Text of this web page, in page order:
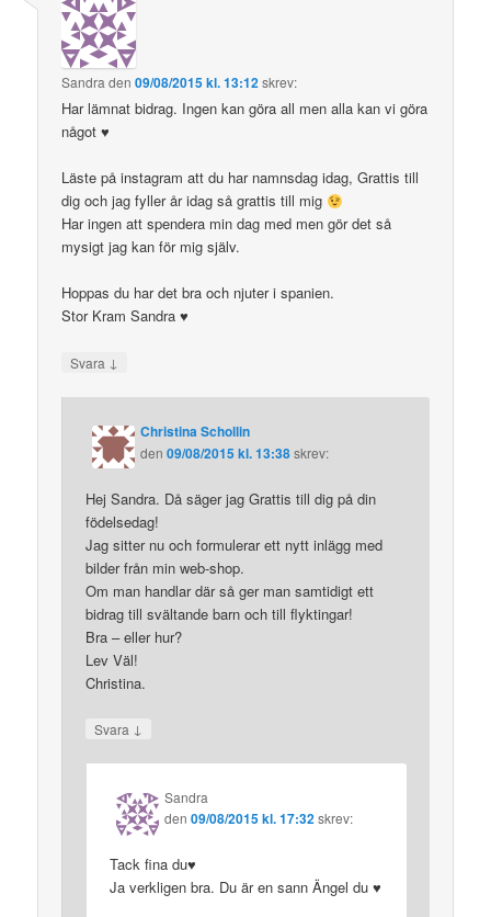
Sandra den09/08/2015 kl. 13:12skrev:
Har lämnat bidrag. Ingen kan göra all men alla kan vi göra
något ♥
Läste på instagram att du har namnsdag idag, Grattis till
dig och jag fyller år idag så grattis till mig
Har ingen att spendera min dag med men gör det så
mysigt jag kan för mig själv.
Hoppas du har det bra och njuter i spanien.
Stor Kram Sandra ♥
Svara ↓
Christina Schollin
den09/08/2015 kl. 13:38skrev:
Hej Sandra. Då säger jag Grattis till dig på din
födelsedag!
Jag sitter nu och formulerar ett nytt inlägg med
bilder från min web-shop.
Om man handlar där så ger man samtidigt ett
bidrag till svältande barn och till flyktingar!
Bra – eller hur?
Lev Väl!
Christina.
Svara ↓
Sandra
den09/08/2015 kl. 17:32 skrev:
Tack fina du♥
Ja verkligen bra. Du är en sann Ängel du ♥